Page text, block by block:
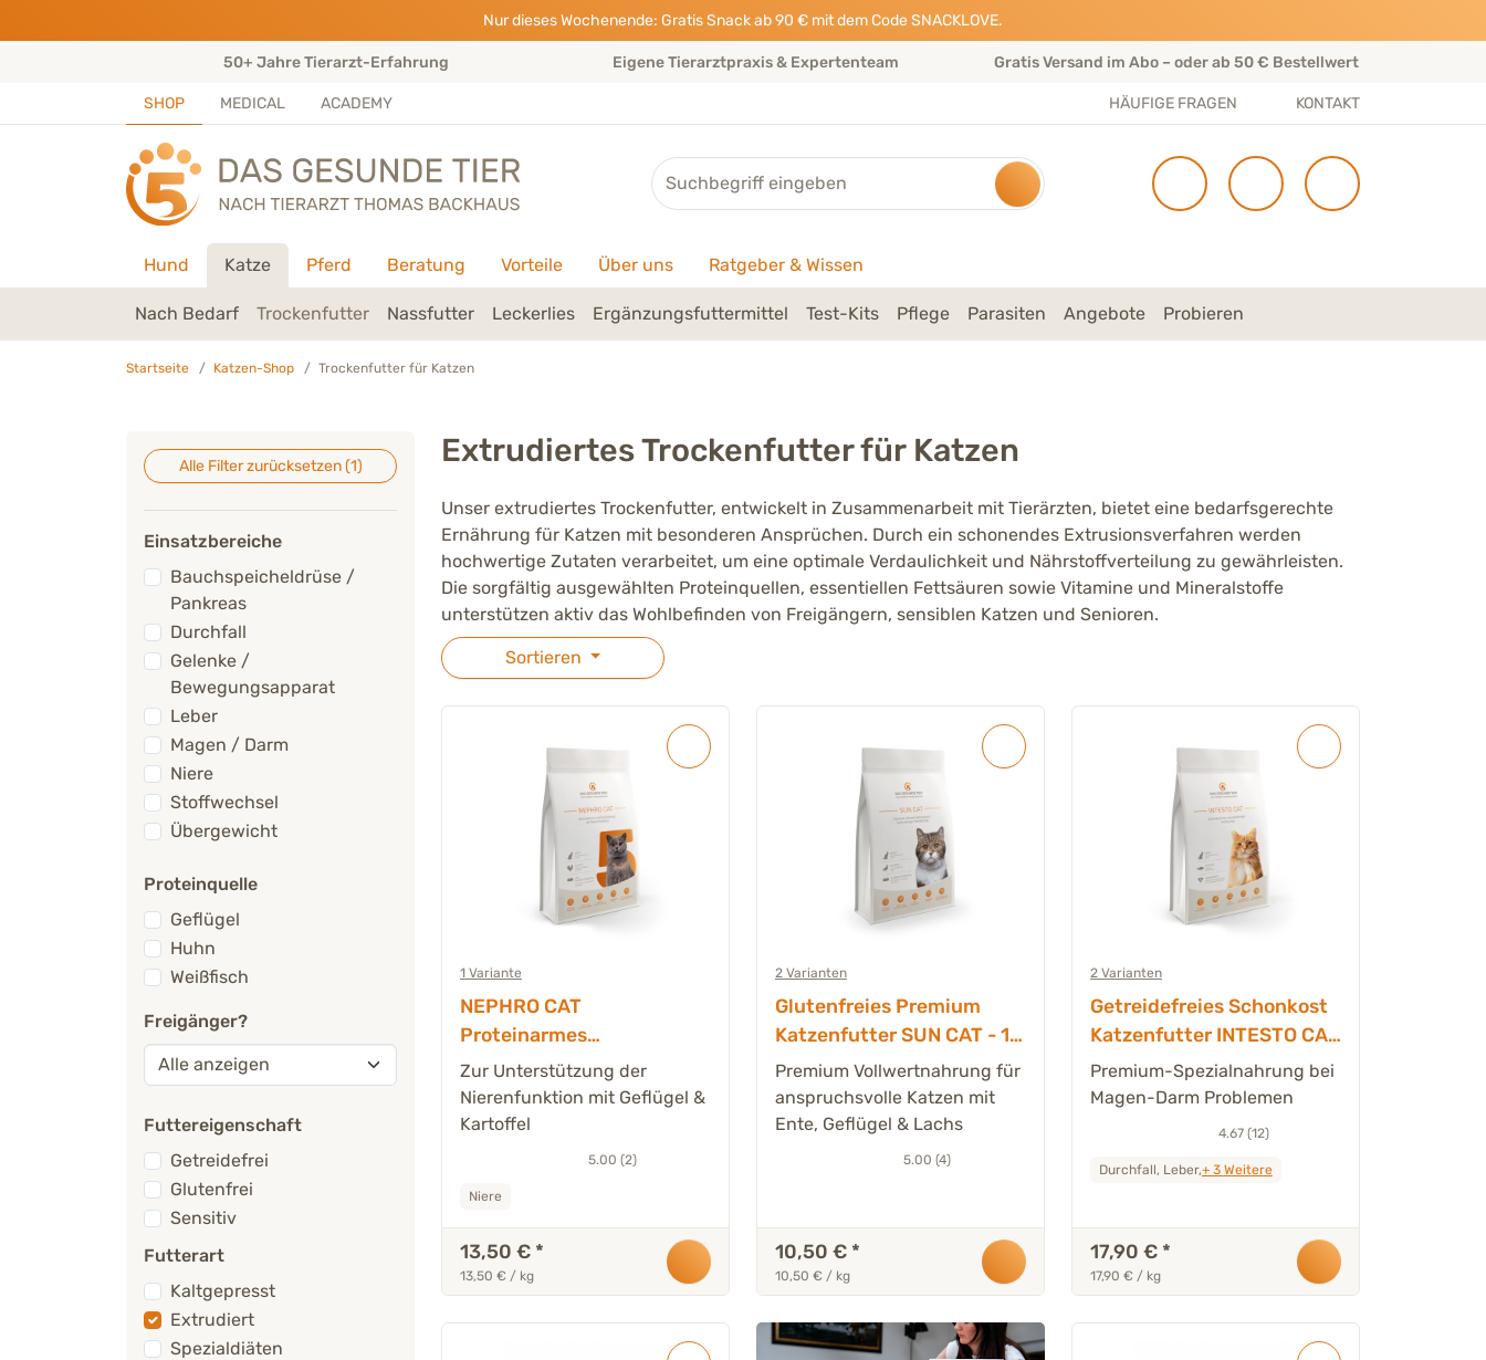
Nur dieses Wochenende: Gratis Snack ab 90 € mit dem Code SNACKLOVE.
50+ Jahre Tierarzt-Erfahrung Eigene Tierarztpraxis & Expertenteam Gratis Versand im Abo – oder ab 50 € Bestellwert
SHOP MEDICAL ACADEMY HÄUFIGE FRAGEN KONTAKT
Suche
Hund Katze Pferd Beratung Vorteile Über uns Ratgeber & Wissen
Nach Bedarf Trockenfutter Nassfutter Leckerlies Ergänzungsfuttermittel Test-Kits Pflege Parasiten Angebote Probieren
Startseite Katzen-Shop Trockenfutter für Katzen
Extrudiertes Trockenfutter für Katzen
Unser extrudiertes Trockenfutter, entwickelt in Zusammenarbeit mit Tierärzten, bietet eine bedarfsgerechte
Ernährung für Katzen mit besonderen Ansprüchen. Durch ein schonendes Extrusionsverfahren werden
hochwertige Zutaten verarbeitet, um eine optimale Verdaulichkeit und Nährstoffverteilung zu gewährleisten.
Die sorgfältig ausgewählten Proteinquellen, essentiellen Fettsäuren sowie Vitamine und Mineralstoffe
unterstützen aktiv das Wohlbefinden von Freigängern, sensiblen Katzen und Senioren.
Sortieren
1 Variante
NEPHRO CAT
Proteinarmes
Schonkosttrockenfutter
Katze - 1 kg
Zur Unterstützung der
Nierenfunktion mit Geflügel &
Kartoffel
5.00 (2)
Niere
13,50 € *
13,50 € / kg
2 Varianten
Glutenfreies Premium
Katzenfutter SUN CAT - 1
kg
Premium Vollwertnahrung für
anspruchsvolle Katzen mit
Ente, Geflügel & Lachs
5.00 (4)
10,50 € *
10,50 € / kg
2 Varianten
Getreidefreies Schonkost
Katzenfutter INTESTO CAT
- 1 kg
Premium-Spezialnahrung bei
Magen-Darm Problemen
4.67 (12)
Durchfall, Leber,+ 3 Weitere
17,90 € *
17,90 € / kg
Alle Filter zurücksetzen (1)
Einsatzbereiche
Bauchspeicheldrüse /
Pankreas
Durchfall
Gelenke /
Bewegungsapparat
Leber
Magen / Darm
Niere
Stoffwechsel
Übergewicht
Proteinquelle
Geflügel
Huhn
Weißfisch
Freigänger?
Futtereigenschaft
Getreidefrei
Glutenfrei
Sensitiv
Futterart
Kaltgepresst
Extrudiert
Spezialdiäten